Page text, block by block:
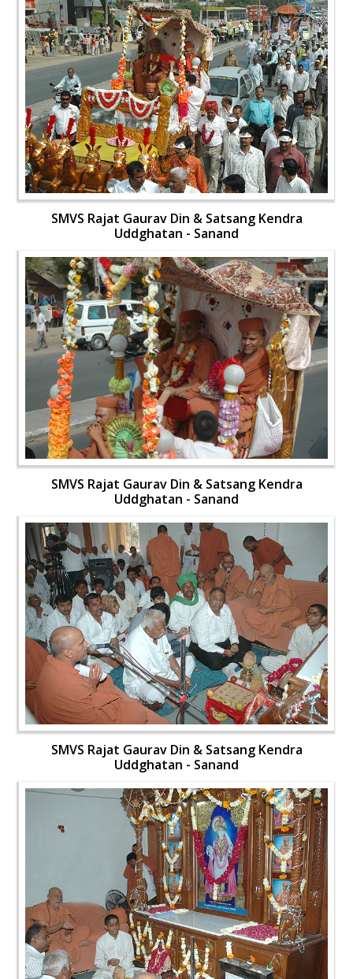
SMVS Rajat Gaurav Din & Satsang Kendra
Uddghatan - Sanand
SMVS Rajat Gaurav Din & Satsang Kendra
Uddghatan - Sanand
SMVS Rajat Gaurav Din & Satsang Kendra
Uddghatan - Sanand